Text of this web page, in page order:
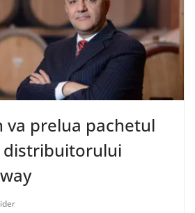
va prelua pachetul